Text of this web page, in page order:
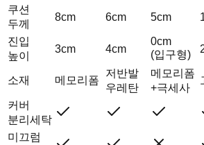
쿠션
두께
8cm 6cm 5cm
진입
높이
3cm 4cm
0cm
(입구형)
소재 메모리폼
저반발
우레탄
메모리폼
+극세사
커버
분리세탁
미끄럼